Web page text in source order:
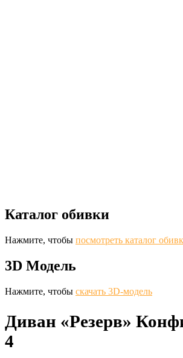
Каталог обивки
Нажмите, чтобы посмотреть каталог
3D Модель
Нажмите, чтобы скачать 3D-модель
Диван «Резерв»
4